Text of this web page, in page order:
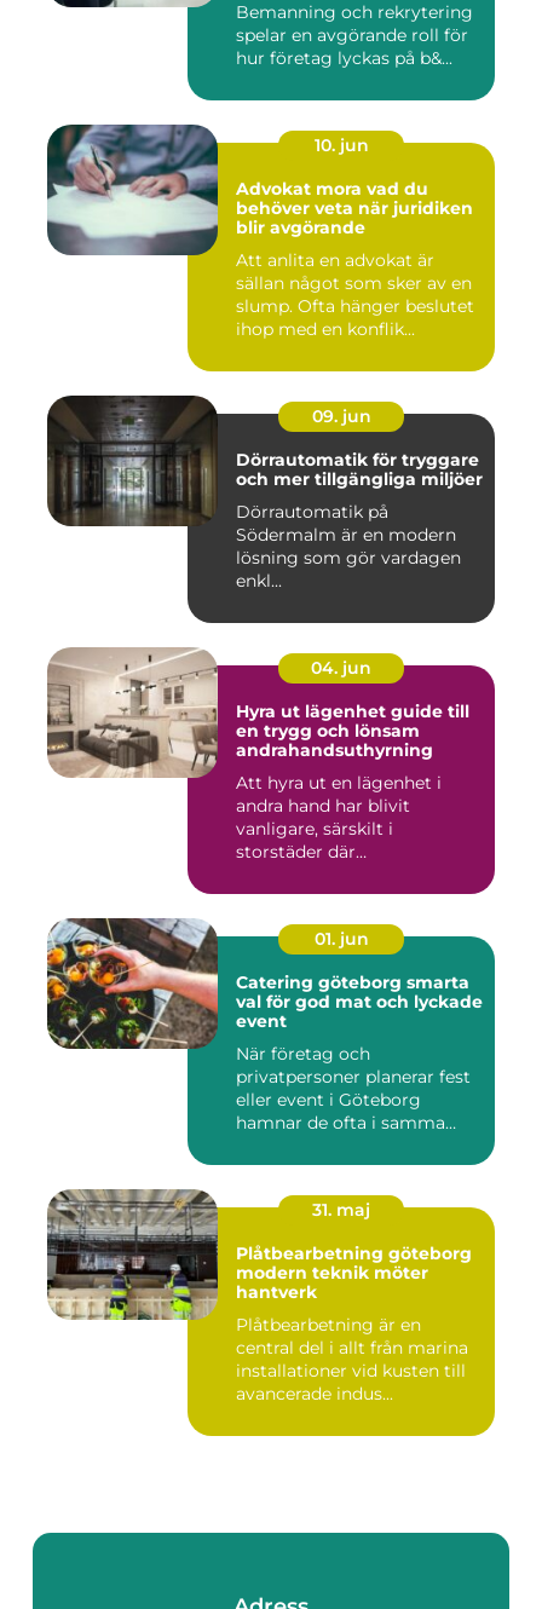
Bemanning och rekrytering
spelar en avgörande roll för
hur företag lyckas på b&...
10. jun
Advokat mora vad du
behöver veta när juridiken
blir avgörande
Att anlita en advokat är
sällan något som sker av en
slump. Ofta hänger beslutet
ihop med en konflik...
09. jun
Dörrautomatik för tryggare
och mer tillgängliga miljöer
Dörrautomatik på
Södermalm är en modern
lösning som gör vardagen
enkl...
04. jun
Hyra ut lägenhet guide till
en trygg och lönsam
andrahandsuthyrning
Att hyra ut en lägenhet i
andra hand har blivit
vanligare, särskilt i
storstäder där
01. jun
Catering göteborg smarta
val för god mat och lyckade
event
När företag och
privatpersoner planerar fest
eller event i Göteborg
hamnar de ofta i samma
31. maj
Plåtbearbetning göteborg
modern teknik möter
hantverk
Plåtbearbetning är en
central del i allt från marina
installationer vid kusten till
avancerade indus...